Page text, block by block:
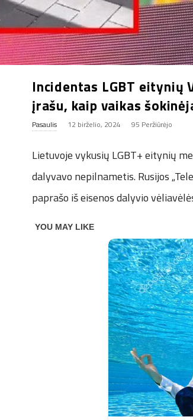
Incidentas LGBT
įrašu, kaip vaikas
Pasaulis 12 birželio, 2024 95 Peržiūrėjo
Lietuvoje vykusių LGBT+ eitynių
dalyvavo nepilnametis. Rusijos
paprašo iš eisenos dalyvio